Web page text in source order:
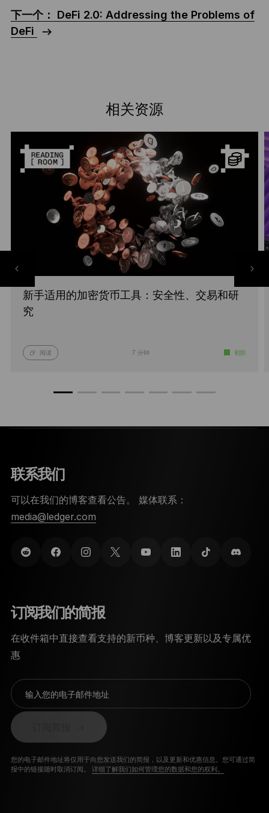
下一个： DeFi 2.0: Addressing the Problems of
DeFi
相关资源
新手适用的加密货币工具：安全性、交易和研
究
阅读 7 分钟 初阶
联系我们
可以在我们的博客查看公告。 媒体联系：
media@ledger.com
订阅我们的简报
在收件箱中直接查看支持的新币种、博客更新以及专属优
惠
输入您的电子邮件地址
您的电子邮件地址将仅用于向您发送我们的简报，以及更新和优惠信息。您可通过简
报中的链接随时取消订阅。 详细了解我们如何管理您的数据和您的权利。